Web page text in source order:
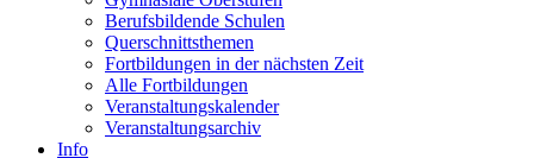
Berufsbildende Schulen
Querschnittsthemen
Fortbildungen in der nächsten Zeit
Alle Fortbildungen
Veranstaltungskalender
Veranstaltungsarchiv
Info